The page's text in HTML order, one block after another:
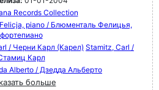
Records Collection
piano / Блюменталь Фелицья,
фортепиано
/ Черни Карл (Карел) Stamitz, Carl /
Карл
Alberto / Дзедда Альберто
больше